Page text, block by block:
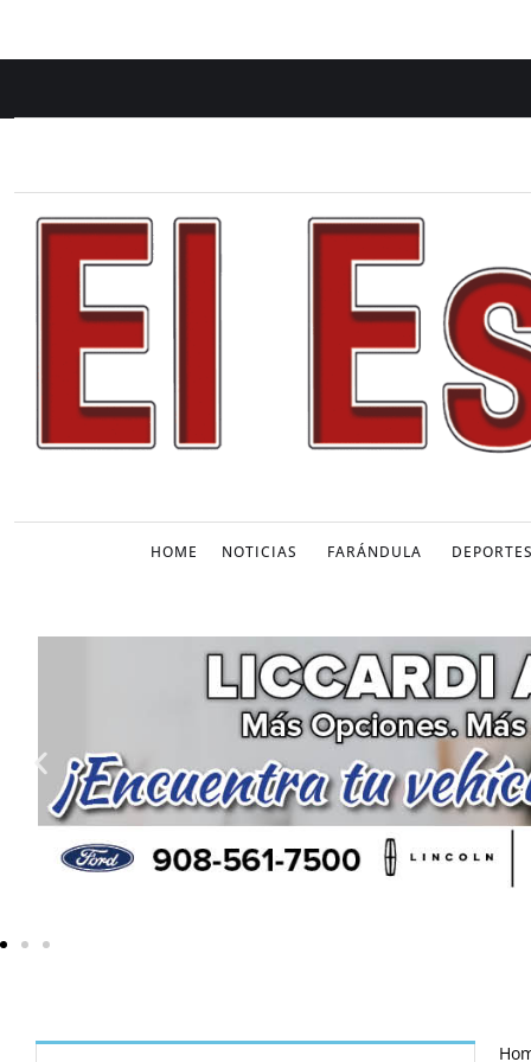
HOME NOTICIAS FARÁNDULA DEPORTES